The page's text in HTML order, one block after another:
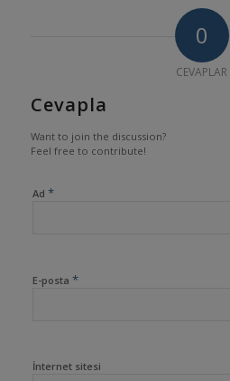
0
CEVAPLAR
Cevapla
Want to join the discussion?
Feel free to contribute!
Ad *
E-posta *
İnternet sitesi